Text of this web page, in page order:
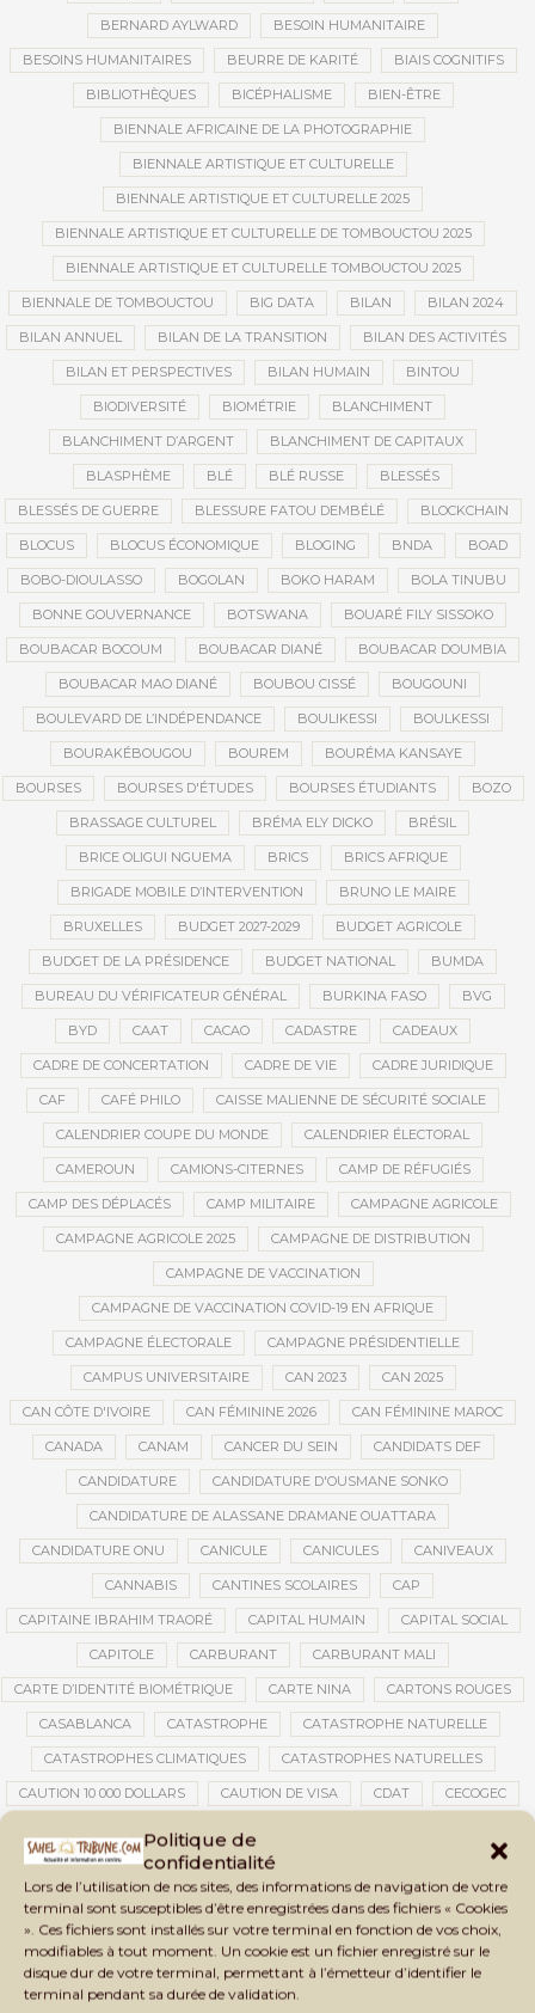
Politique de
confidentialité
Lors de l’utilisation de nos sites, des informations de navigation de votre
terminal sont susceptibles d’être enregistrées dans des fichiers « Cookies
». Ces fichiers sont installés sur votre terminal en fonction de vos choix,
modifiables à tout moment. Un cookie est un fichier enregistré sur le
disque dur de votre terminal, permettant à l’émetteur d’identifier le
terminal pendant sa durée de validation.
BERNARD AYLWARD BESOIN HUMANITAIRE
BESOINS HUMANITAIRES BEURRE DE KARITÉ BIAIS COGNITIFS
BIBLIOTHÈQUES BICÉPHALISME BIEN-ÊTRE
BIENNALE AFRICAINE DE LA PHOTOGRAPHIE
BIENNALE ARTISTIQUE ET CULTURELLE
BIENNALE ARTISTIQUE ET CULTURELLE 2025
BIENNALE ARTISTIQUE ET CULTURELLE DE TOMBOUCTOU 2025
BIENNALE ARTISTIQUE ET CULTURELLE TOMBOUCTOU 2025
BIENNALE DE TOMBOUCTOU BIG DATA BILAN BILAN 2024
BILAN ANNUEL BILAN DE LA TRANSITION BILAN DES ACTIVITÉS
BILAN ET PERSPECTIVES BILAN HUMAIN BINTOU
BIODIVERSITÉ BIOMÉTRIE BLANCHIMENT
BLANCHIMENT D’ARGENT BLANCHIMENT DE CAPITAUX
BLASPHÈME BLÉ BLÉ RUSSE BLESSÉS
BLESSÉS DE GUERRE BLESSURE FATOU DEMBÉLÉ BLOCKCHAIN
BLOCUS BLOCUS ÉCONOMIQUE BLOGING BNDA BOAD
BOBO-DIOULASSO BOGOLAN BOKO HARAM BOLA TINUBU
BONNE GOUVERNANCE BOTSWANA BOUARÉ FILY SISSOKO
BOUBACAR BOCOUM BOUBACAR DIANÉ BOUBACAR DOUMBIA
BOUBACAR MAO DIANÉ BOUBOU CISSÉ BOUGOUNI
BOULEVARD DE L’INDÉPENDANCE BOULIKESSI BOULKESSI
BOURAKÉBOUGOU BOUREM BOURÉMA KANSAYE
BOURSES BOURSES D'ÉTUDES BOURSES ÉTUDIANTS BOZO
BRASSAGE CULTUREL BRÉMA ELY DICKO BRÉSIL
BRICE OLIGUI NGUEMA BRICS BRICS AFRIQUE
BRIGADE MOBILE D’INTERVENTION BRUNO LE MAIRE
BRUXELLES BUDGET 2027-2029 BUDGET AGRICOLE
BUDGET DE LA PRÉSIDENCE BUDGET NATIONAL BUMDA
BUREAU DU VÉRIFICATEUR GÉNÉRAL BURKINA FASO BVG
BYD CAAT CACAO CADASTRE CADEAUX
CADRE DE CONCERTATION CADRE DE VIE CADRE JURIDIQUE
CAF CAFÉ PHILO CAISSE MALIENNE DE SÉCURITÉ SOCIALE
CALENDRIER COUPE DU MONDE CALENDRIER ÉLECTORAL
CAMEROUN CAMIONS-CITERNES CAMP DE RÉFUGIÉS
CAMP DES DÉPLACÉS CAMP MILITAIRE CAMPAGNE AGRICOLE
CAMPAGNE AGRICOLE 2025 CAMPAGNE DE DISTRIBUTION
CAMPAGNE DE VACCINATION
CAMPAGNE DE VACCINATION COVID-19 EN AFRIQUE
CAMPAGNE ÉLECTORALE CAMPAGNE PRÉSIDENTIELLE
CAMPUS UNIVERSITAIRE CAN 2023 CAN 2025
CAN CÔTE D'IVOIRE CAN FÉMININE 2026 CAN FÉMININE MAROC
CANADA CANAM CANCER DU SEIN CANDIDATS DEF
CANDIDATURE CANDIDATURE D'OUSMANE SONKO
CANDIDATURE DE ALASSANE DRAMANE OUATTARA
CANDIDATURE ONU CANICULE CANICULES CANIVEAUX
CANNABIS CANTINES SCOLAIRES CAP
CAPITAINE IBRAHIM TRAORÉ CAPITAL HUMAIN CAPITAL SOCIAL
CAPITOLE CARBURANT CARBURANT MALI
CARTE D’IDENTITÉ BIOMÉTRIQUE CARTE NINA CARTONS ROUGES
CASABLANCA CATASTROPHE CATASTROPHE NATURELLE
CATASTROPHES CLIMATIQUES CATASTROPHES NATURELLES
CAUTION 10 000 DOLLARS CAUTION DE VISA CDAT CECOGEC
CEMAPI CEN-SNESUP
CENTRAFRIQUE CENTRALE SOLAIRE
CENTRALE SOLAIRE DE SANANKOROBA CENTRALES SOLAIRES
CENTRE D'INTELLIGENCE ARTIFICIELLE
CENTRE DE SANTÉ COMMUNAUTAIRE